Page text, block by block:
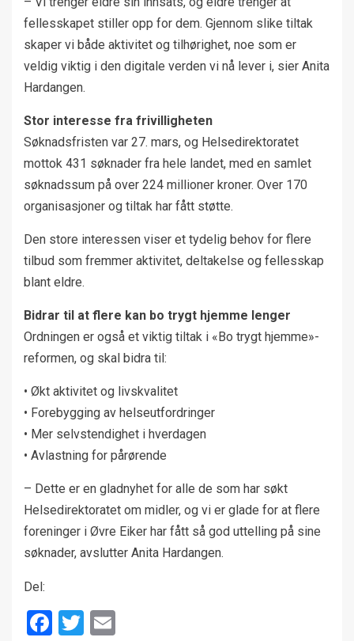
fellesskapet stiller opp for dem. Gjennom slike tiltak
skaper vi både aktivitet og tilhørighet, noe som er
veldig viktig i den digitale verden vi nå lever i, sier Anita
Hardangen.
Stor interesse fra frivilligheten
Søknadsfristen var 27. mars, og Helsedirektoratet
mottok 431 søknader fra hele landet, med en samlet
søknadssum på over 224 millioner kroner. Over 170
organisasjoner og tiltak har fått støtte.
Den store interessen viser et tydelig behov for flere
tilbud som fremmer aktivitet, deltakelse og fellesskap
blant eldre.
Bidrar til at flere kan bo trygt hjemme lenger
Ordningen er også et viktig tiltak i «Bo trygt hjemme»-
reformen, og skal bidra til:
• Økt aktivitet og livskvalitet
• Forebygging av helseutfordringer
• Mer selvstendighet i hverdagen
• Avlastning for pårørende
– Dette er en gladnyhet for alle de som har søkt
Helsedirektoratet om midler, og vi er glade for at flere
foreninger i Øvre Eiker har fått så god uttelling på sine
søknader, avslutter Anita Hardangen.
Del:
Facebook
Twitter